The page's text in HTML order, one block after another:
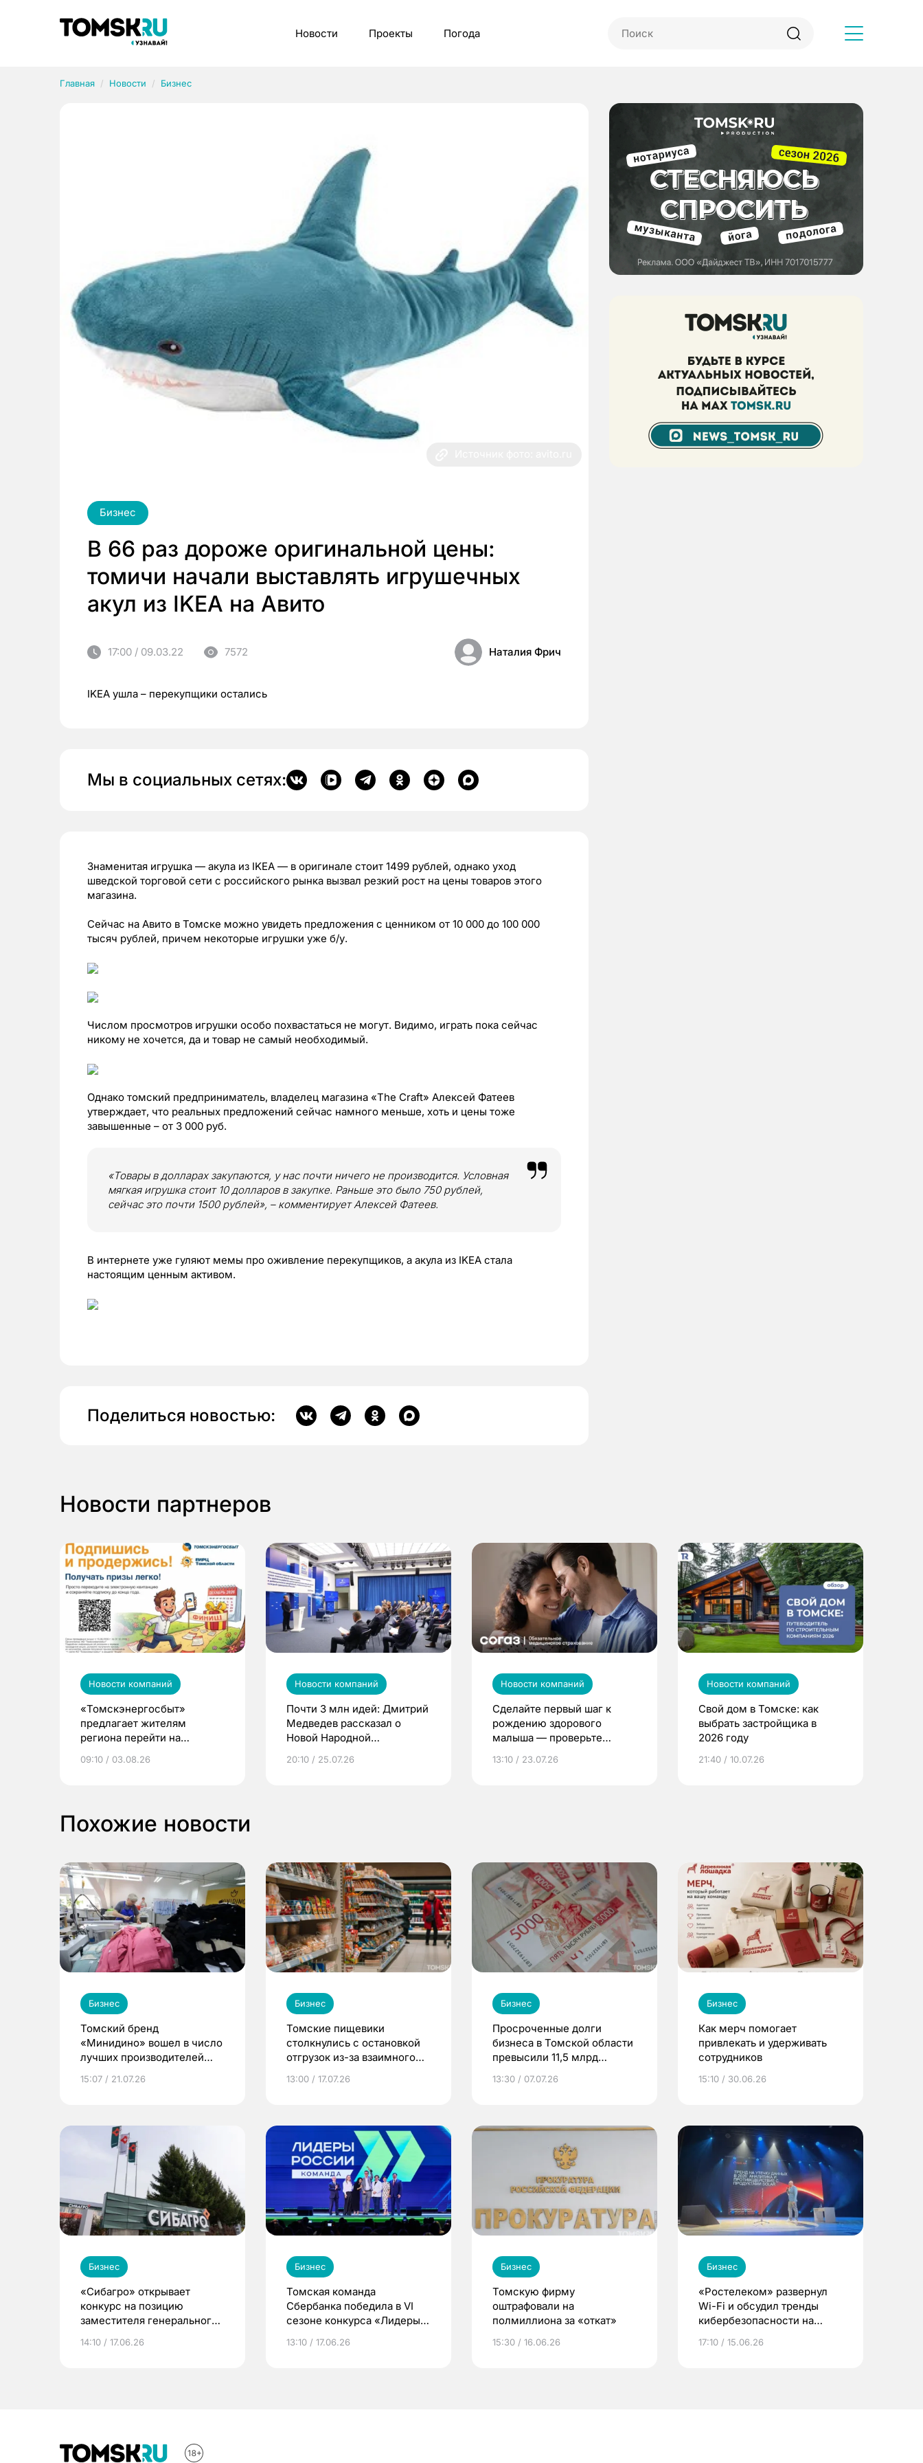
Новости Проекты Погода
Главная Новости Бизнес
Бизнес
В 66 раз дороже оригинальной цены:
томичи начали выставлять игрушечных
акул из IKEA на Авито
17:00 / 09.03.22 7572 Наталия Фрич
IKEA ушла – перекупщики остались
Мы в социальных сетях:
Знаменитая игрушка — акула из IKEA — в оригинале стоит 1499 рублей, однако уход
шведской торговой сети с российского рынка вызвал резкий рост на цены товаров этого
магазина.
Сейчас на Авито в Томске можно увидеть предложения с ценником от 10 000 до 100 000
тысяч рублей, причем некоторые игрушки уже б/у.
Числом просмотров игрушки особо похвастаться не могут. Видимо, играть пока сейчас
никому не хочется, да и товар не самый необходимый.
Однако томский предприниматель, владелец магазина «The Craft» Алексей Фатеев
утверждает, что реальных предложений сейчас намного меньше, хоть и цены тоже
завышенные – от 3 000 руб.
«Товары в долларах закупаются, у нас почти ничего не производится. Условная
мягкая игрушка стоит 10 долларов в закупке. Раньше это было 750 рублей,
сейчас это почти 1500 рублей», – комментирует Алексей Фатеев.
В интернете уже гуляют мемы про оживление перекупщиков, а акула из IKEA стала
настоящим ценным активом.
Поделиться новостью:
Новости партнеров
Новости компаний
«Томскэнергосбыт»
предлагает жителям
региона перейти на
выиграть призы
09:10 / 03.08.26
Новости компаний
Почти 3 млн идей: Дмитрий
Медведев рассказал о
Новой Народной
20:10 / 25.07.26
Новости компаний
Сделайте первый шаг к
рождению здорового
малыша — проверьте
по ОМС!
13:10 / 23.07.26
Новости компаний
Свой дом в Томске: как
выбрать застройщика в
2026 году
21:40 / 10.07.26
Похожие новости
Бизнес
Томский бренд
«Минидино» вошел в число
лучших производителей
15:07 / 21.07.26
Бизнес
Томские пищевики
столкнулись с остановкой
отгрузок из-за взаимного
между Россией и странами
13:00 / 17.07.26
Бизнес
Просроченные долги
бизнеса в Томской области
превысили 11,5 млрд
13:30 / 07.07.26
Бизнес
Как мерч помогает
привлекать и удерживать
сотрудников
15:10 / 30.06.26
Бизнес
«Сибагро» открывает
конкурс на позицию
заместителя генерального
вопросам
14:10 / 17.06.26
Бизнес
Томская команда
Сбербанка победила в VI
сезоне конкурса «Лидеры
13:10 / 17.06.26
Бизнес
Томскую фирму
оштрафовали на
полмиллиона за «откат»
15:30 / 16.06.26
Бизнес
«Ростелеком» развернул
Wi-Fi и обсудил тренды
кибербезопасности на
17:10 / 15.06.26
Рубрики